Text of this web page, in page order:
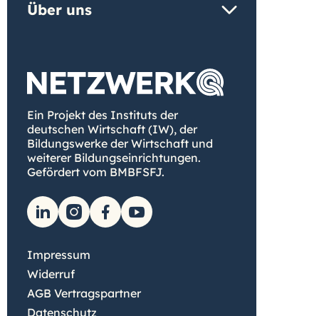
Über uns
Ein Projekt des Instituts der
deutschen Wirtschaft (IW), der
Bildungswerke der Wirtschaft und
weiterer Bildungseinrichtungen.
Gefördert vom BMBFSFJ.
Impressum
Widerruf
AGB Vertragspartner
Datenschutz